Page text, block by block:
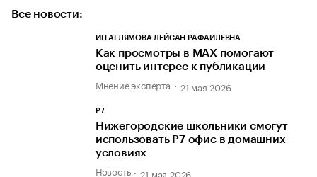
Все новости:
ИП АГЛЯМОВА ЛЕЙСАН РАФАИЛЕВНА
Как просмотры в MAX помогают
оценить интерес к публикации
Мнение эксперта 21 мая 2026
Р7
Нижегородские школьники смогут
использовать Р7 офис в домашних
условиях
Новость 21 мая 2026